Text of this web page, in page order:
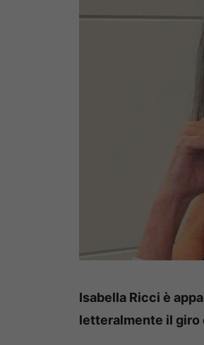
Isabella Ricci è
letteralmente il giro